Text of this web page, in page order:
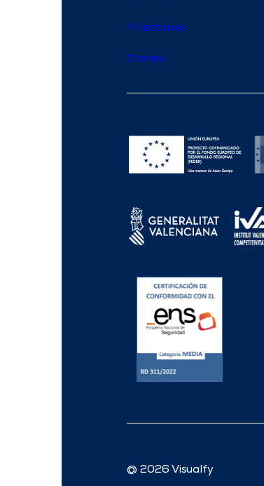
Milestones
Stories
@ 2026 Visualfy